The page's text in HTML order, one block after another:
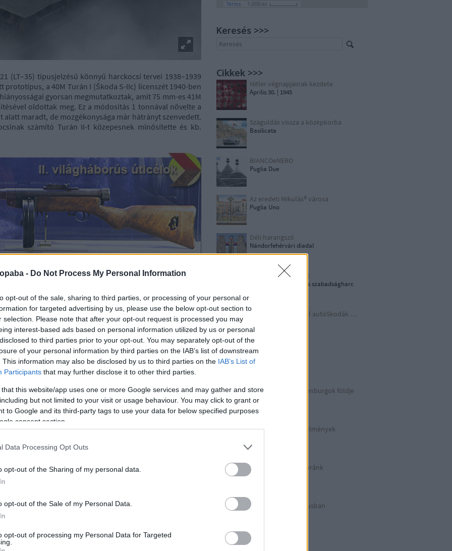
- Do Not Process My Personal Information
opt-out of the sale, sharing to third parties, or processing of your personal or
for targeted advertising by us, please use the below opt-out section to
selection. Please note that after your opt-out request is processed you may
interest-based ads based on personal information utilized by us or personal
to third parties prior to your opt-out. You may separately opt-out of the
of your personal information by third parties on the IAB’s list of downstream
This information may also be disclosed by us to third parties on the IAB’s List of
Participants that may further disclose it to other third parties.
that this website/app uses one or more Google services and may gather and store
but not limited to your visit or usage behaviour. You may click to grant or
to Google and its third-party tags to use your data for below specified purposes
consent section.
Data Processing Opt Outs
opt-out of the Sharing of my personal data.
opt-out of the Sale of my Personal Data.
opt-out of processing my Personal Data for Targeted
(LT–35) típusjelzésű könnyű harckocsi tervei 1938–1939
a 40M Turán I (Škoda S-IIc) licenszét 1940-ben
gyorsan megmutatkoztak, amit 75 mm-es 41M
oldottak meg. Ez a módosítás 1 tonnával növelte a
alatt maradt, de mozgékonysága már hátrányt szenvedett.
számító Turán II-t közepesnek minősítette és kb.
jogait Németország nem adta át, ezért hazánk saját
harckocsi alvázából indultak ki. 1943 tavaszán
es lövegű és a Zrínyi II 40M 105 mm-es tarackkal felszerelt
75 mm-es páncéllal vértezték fel, de az oldalán csak 25
része. 1944 nyarán pusztító légitámadás érte a
csarnokban lévő félkész Zrínyi rohamlövegeket is
Keresés >>>
Cikkek >>>
Hitler végnapjainak kezdete
Április 30. | 1945
Száguldás vissza a középkorba
Basilicata
BIANCOeNERO
Puglia Due
Az eredeti Mikulás® városa
Puglia Uno
Déli harangszó
Nándorfehérvári diadal
1956: Akkor és most
1956-os forradalom és szabadságharc
Időutazás a szocreál autóSkodák világába
Germania
Berlin 2. rész
Irány észak, a Guldenburgok földje
Észak-Németország
Halálos munkakörülmények
Berlinben ütött az óránk
Berlin 1. rész
Halálos listázás luxusban
Hitler első drónja